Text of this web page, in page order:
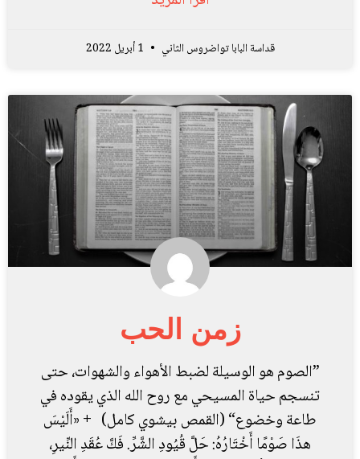
قداسة البابا تواضروس الثاني
زمن الحب
”الصوم هو الوسيلة لضبط الأهواء والشهوات، حتى
تنسجم حياة المسيحي مع روح الله الذي يقوده في
طاعة وخضوع“ (القمص بيشوي كامل) + «أَلَيْسَ
هذَا صَوْمًا أَخْتَارُهُ: حَلَّ قُيُودِ الشَّرِّ. فَكَّ عُقَدِ النِّيرِ،